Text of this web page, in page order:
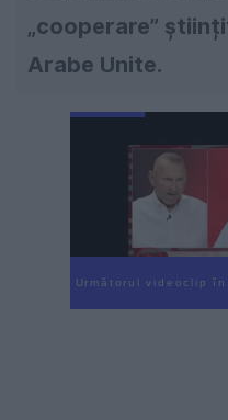
„cooperare”
Arabe Unite.
Următorul videoclip în